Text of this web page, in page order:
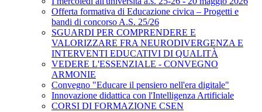
Offerta formativa di Educazione civica – Progetti e
bandi di concorso A.S. 25/26
SGUARDI PER COMPRENDERE E
VALORIZZARE FRA NEURODIVERGENZA E
INTERVENTI EDUCATIVI DI QUALITÀ
VEDERE L'ESSENZIALE - CONVEGNO
ARMONIE
Convegno "Educare il pensiero nell'era digitale"
Innovazione didattica con l'Intelligenza Artificiale
CORSI DI FORMAZIONE CSEN